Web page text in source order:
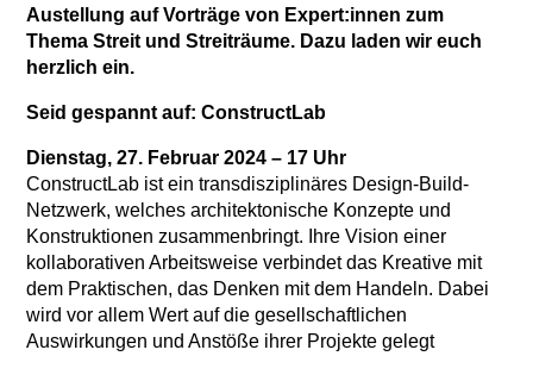
Austellung auf Vorträge von Expert:innen zum
Thema Streit und Streiträume. Dazu laden wir euch
herzlich ein.
Seid gespannt auf: ConstructLab
Dienstag, 27. Februar 2024 – 17 Uhr
ConstructLab ist ein transdisziplinäres Design-Build-
Netzwerk, welches architektonische Konzepte und
Konstruktionen zusammenbringt. Ihre Vision einer
kollaborativen Arbeitsweise verbindet das Kreative mit
dem Praktischen, das Denken mit dem Handeln. Dabei
wird vor allem Wert auf die gesellschaftlichen
Auswirkungen und Anstöße ihrer Projekte gelegt